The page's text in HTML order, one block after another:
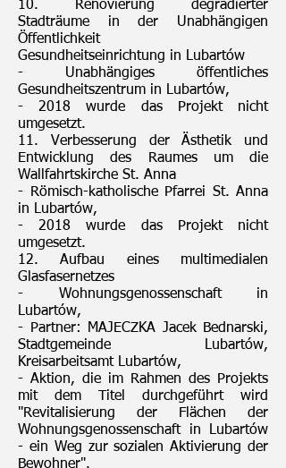
10. Renovierung degradierter
Stadträume in der Unabhängigen
Öffentlichkeit
Gesundheitseinrichtung in Lubartów
- Unabhängiges öffentliches
Gesundheitszentrum in Lubartów,
- 2018 wurde das Projekt nicht
umgesetzt.
11. Verbesserung der Ästhetik und
Entwicklung des Raumes um die
Wallfahrtskirche St. Anna
- Römisch-katholische Pfarrei St. Anna
in Lubartów,
- 2018 wurde das Projekt nicht
umgesetzt.
12. Aufbau eines multimedialen
Glasfasernetzes
- Wohnungsgenossenschaft in
Lubartów,
- Partner: MAJECZKA Jacek Bednarski,
Stadtgemeinde Lubartów,
Kreisarbeitsamt Lubartów,
- Aktion, die im Rahmen des Projekts
mit dem Titel durchgeführt wird
"Revitalisierung der Flächen der
Wohnungsgenossenschaft in Lubartów
- ein Weg zur sozialen Aktivierung der
Bewohner".